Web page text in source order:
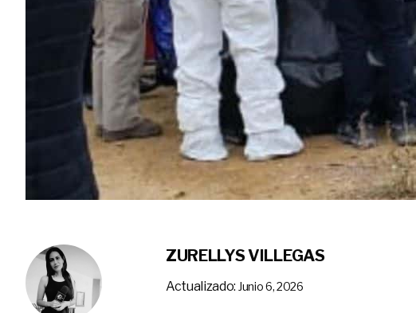
ZURELLYS VILLEGAS
Actualizado: Junio 6, 2026